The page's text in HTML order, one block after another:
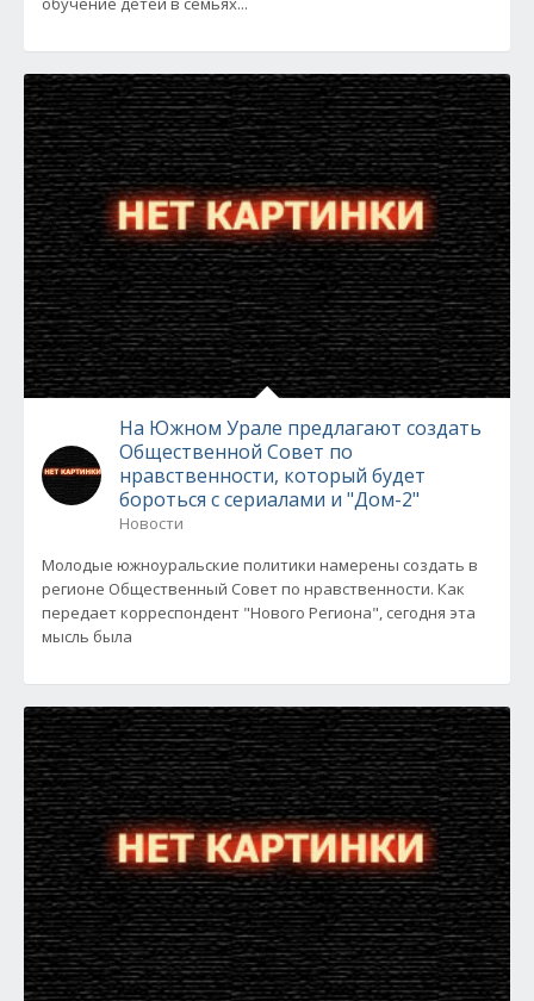
На Южном Урале предлагают создать
Общественной Совет по
нравственности, который будет
бороться с сериалами и "Дом-2"
Новости
Молодые южноуральские политики намерены создать в
регионе Общественный Совет по нравственности. Как
передает корреспондент "Нового Региона", сегодня эта
мысль была